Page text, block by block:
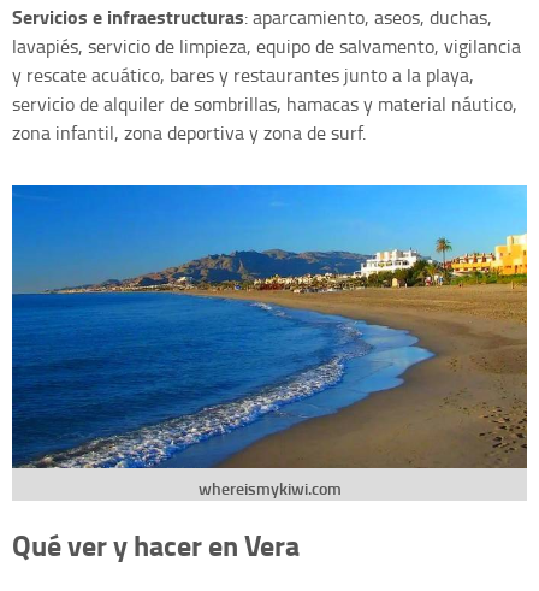
Servicios e infraestructuras: aparcamiento, aseos, duchas,
lavapiés, servicio de limpieza, equipo de salvamento, vigilancia
y rescate acuático, bares y restaurantes junto a la playa,
servicio de alquiler de sombrillas, hamacas y material náutico,
zona infantil, zona deportiva y zona de surf.
whereismykiwi.com
Qué ver y hacer en Vera